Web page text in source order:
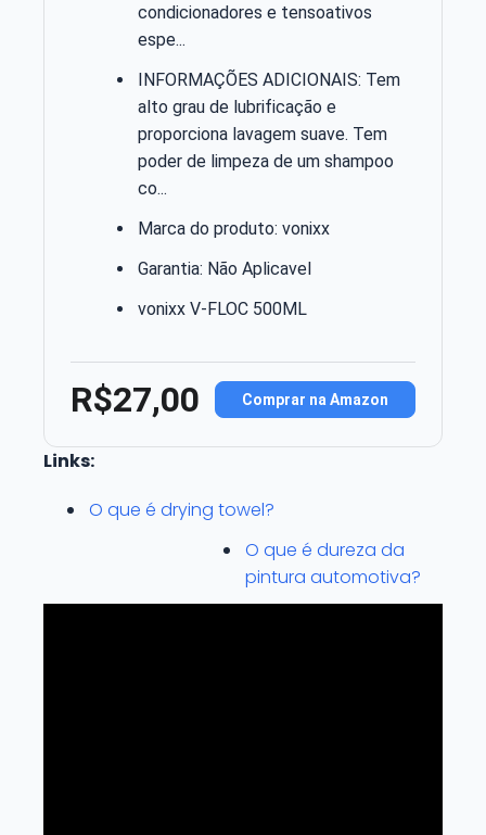
condicionadores e tensoativos
espe...
INFORMAÇÕES ADICIONAIS: Tem
alto grau de lubrificação e
proporciona lavagem suave. Tem
poder de limpeza de um shampoo
co...
Marca do produto: vonixx
Garantia: Não Aplicavel
vonixx V-FLOC 500ML
R$27,00 Comprar na Amazon
Links:
O que é drying towel?
O que é dureza da
pintura automotiva?